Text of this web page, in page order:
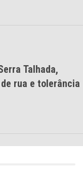
Talhada,
rua e tolerância